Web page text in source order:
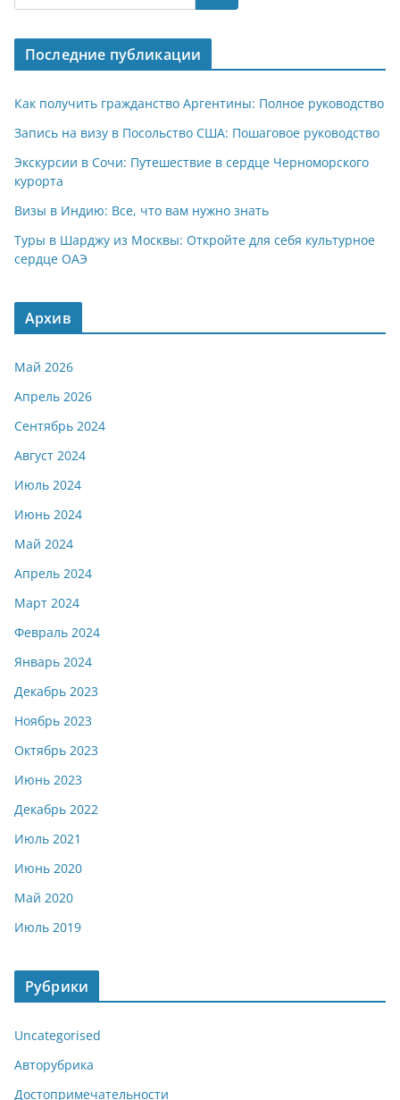
Последние публикации
Как получить гражданство Аргентины: Полное руководство
Запись на визу в Посольство США: Пошаговое руководство
Экскурсии в Сочи: Путешествие в сердце Черноморского
курорта
Визы в Индию: Все, что вам нужно знать
Туры в Шарджу из Москвы: Откройте для себя культурное
сердце ОАЭ
Архив
Май 2026
Апрель 2026
Сентябрь 2024
Август 2024
Июль 2024
Июнь 2024
Май 2024
Апрель 2024
Март 2024
Февраль 2024
Январь 2024
Декабрь 2023
Ноябрь 2023
Октябрь 2023
Июнь 2023
Декабрь 2022
Июль 2021
Июнь 2020
Май 2020
Июль 2019
Рубрики
Uncategorised
Авторубрика
Достопримечательности